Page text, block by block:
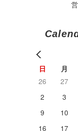
日 月
26
27
2
3
9
10
16
17